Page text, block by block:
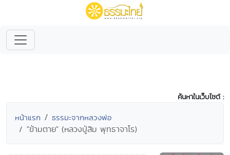
ค้นหาในเว็บไซต์ :
หน้าแรก ธรรมะจากหลวงพ่อ
"ข้ามตาย" (หลวงปู่สิม พุทธาจาโร)